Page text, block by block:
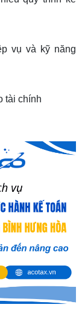
vụ và kỹ năng
tài chính